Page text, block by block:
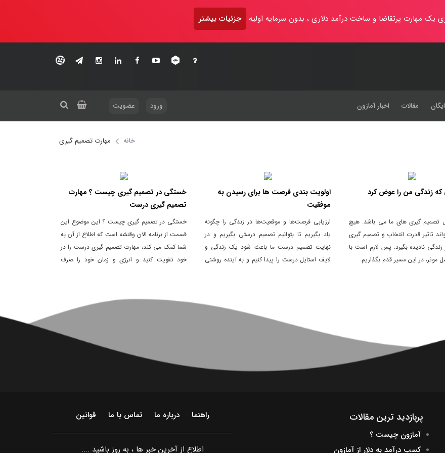
یک مهارت پرتقاضا و ساخت درآمد دلاری ، بدون سرمایه اولیه جزئیات بیشتر
مقالات اخبار آمازون ورود عضویت
خانه مهارت تصمیم گیری
تصمیم گیری های ما می باشد. هیچ
تاثیر قدرت انتخاب و تصمیم گیری
نادیده بگیرد. پس لازم است با
موثر، در این مسیر قدم بگذاریم.
اولویت بندی فرصت ها برای رسیدن به
موفقیت
ارزیابی فرصت‌ها و موقعیت‌ها در زندگی را چگونه
یاد بگیریم تا بتوانیم تصمیم درستی بگیریم و در
نهایت تصمیم درست ما باعث شود یک زندگی و
لایف استایل درست را پیدا کنیم و به آینده روشنی
خستگی در تصمیم گیری چیست ؟ مهارت
تصمیم گیری درست
خستگی در تصمیم گیری چیست ؟ این موضوع این
قسمت از برنامه الان وقتشه است که اطلاع از آن به
شما کمک می کند، مهارت تصمیم گیری درست را در
خود تقویت کنید و انرژی و زمان خود را صرف
به دنبال دارد.
پربازدید ترین مقالات
آمازون چیست ؟
کسب درآمد به دلار از آمازون
راهنما درباره ما تماس با ما قوانین
اطلاع از آخرین خبر ها ، به روز باشید ....